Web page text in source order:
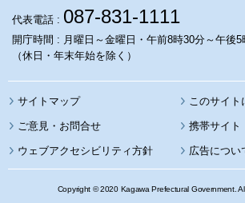
代表電話 : 087-831-1111
開庁時間 : 月曜日～金曜日・午前8時30分～午後5
（休日・年末年始を除く）
サイトマップ このサイト
携帯サイト
ウェブアクセシビリティ方針 広告につい
Copyright © 2020 Kagawa Prefectural Government.